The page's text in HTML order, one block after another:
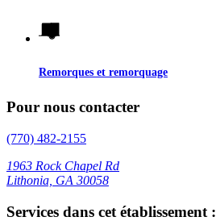
Remorques et remorquage
Pour nous contacter
(770) 482-2155
1963 Rock Chapel Rd
Lithonia, GA 30058
Services dans cet établissement :